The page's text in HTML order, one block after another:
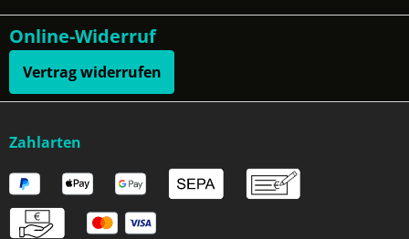
Online-Widerruf
Vertrag widerrufen
Zahlarten